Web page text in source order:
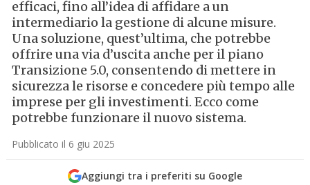
efficaci, fino all’idea di affidare a un
intermediario la gestione di alcune misure.
Una soluzione, quest’ultima, che potrebbe
offrire una via d’uscita anche per il piano
Transizione 5.0, consentendo di mettere in
sicurezza le risorse e concedere più tempo alle
imprese per gli investimenti. Ecco come
potrebbe funzionare il nuovo sistema.
Pubblicato il 6 giu 2025
Aggiungi tra i preferiti su Google